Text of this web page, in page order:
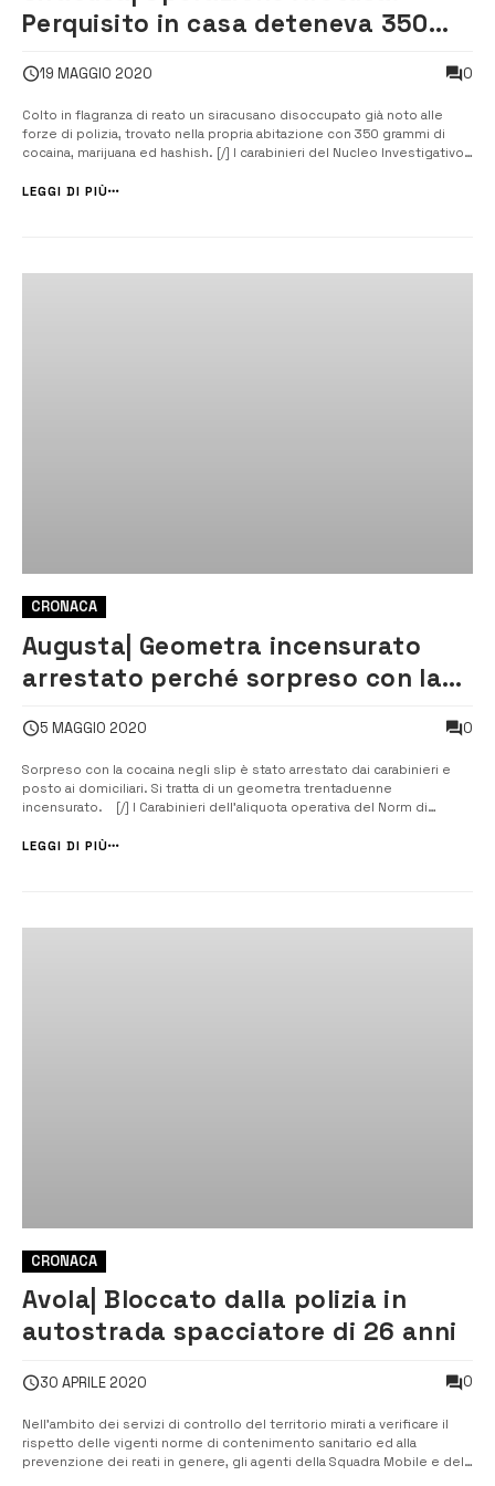
Perquisito in casa deteneva 350
19 MAGGIO 2020 0
Colto in flagranza di reato un siracusano disoccupato già noto alle
forze di polizia, trovato nella propria abitazione con 350 grammi di
cocaina, marijuana ed hashish. [/] I carabinieri del Nucleo Investigativo
Bottaro, siracusano, disoccupato già noto alle forze di polizia...
LEGGI DI PIÙ
CRONACA
Augusta| Geometra incensurato
arrestato perché sorpreso con la
5 MAGGIO 2020 0
Sorpreso con la cocaina negli slip è stato arrestato dai carabinieri e
posto ai domiciliari. Si tratta di un geometra trentaduenne
incensurato. [/] I Carabinieri dell’aliquota operativa del Norm di
reati inerenti il traffico di stupefacenti, hanno arrestato ieri S.V.,
LEGGI DI PIÙ
CRONACA
Avola| Bloccato dalla polizia in
autostrada spacciatore di 26 anni
30 APRILE 2020 0
Nell’ambito dei servizi di controllo del territorio mirati a verificare il
rispetto delle vigenti norme di contenimento sanitario ed alla
prevenzione dei reati in genere, gli agenti della Squadra Mobile e del